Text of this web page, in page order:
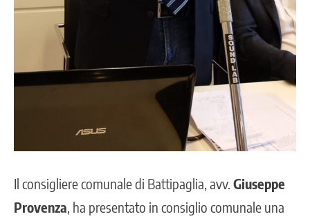
Il consigliere comunale di Battipaglia, avv. Giuseppe
Provenza, ha presentato in consiglio comunale una